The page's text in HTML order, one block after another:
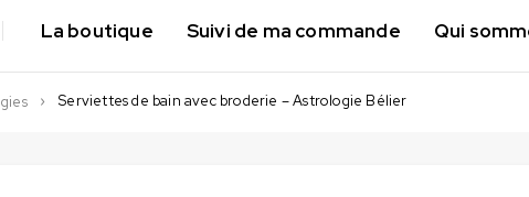
La boutique Suivi de ma commande Qui
Serviettes de bain avec broderie – Astrologie Bélier